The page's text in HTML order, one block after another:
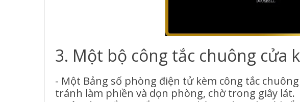
3. Một bộ công tắc chuông cửa
- Một Bảng số phòng điện tử kèm công tắc
tránh làm phiền và dọn phòng, chờ trong giây lát.